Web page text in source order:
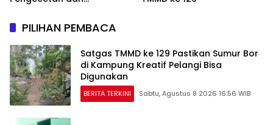
PILIHAN PEMBACA
Satgas TMMD ke 129 Pastikan Sumur Bor
di Kampung Kreatif Pelangi Bisa
Digunakan
BERITA TERKINI Sabtu, Agustus 8 2026 16:56 WIB